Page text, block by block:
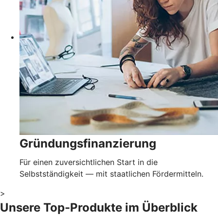
Gründungsfinanzierung
Für einen zuversichtlichen Start in die
Selbstständigkeit — mit staatlichen Fördermitteln.
>
Unsere Top-Produkte im Überblick